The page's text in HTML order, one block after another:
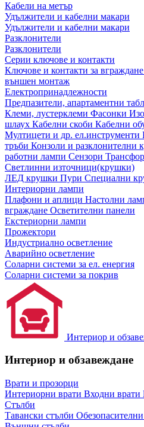
Кабели на метър
Удължители и кабелни макари
Удължители и кабелни макари
Разклонители
Разклонители
Серии ключове и контакти
Ключове и контакти за вграждане
външен монтаж
Електропринадлежности
Предпазители, апартаментни
Клеми, лустерклеми Фасонки
шлаух Кабелни скоби Кабелни
Мултицети и др. ел.инструменти
тръби Конзоли и разклонителни
работни лампи Сензори
Светлинни източници(крушки)
ЛЕД крушки Пури Специални
Интериорни лампи
Плафони и аплици Настолни
вграждане Осветителни панели
Екстериорни лампи
Прожектори
Индустриално осветление
Аварийно осветление
Соларни системи за ел. енергия
Соларни системи за покрив
Интериор и
Интериор и обзавеждане
Врати и прозорци
Интериорни врати Входни врати
Стълби
Тавански стълби